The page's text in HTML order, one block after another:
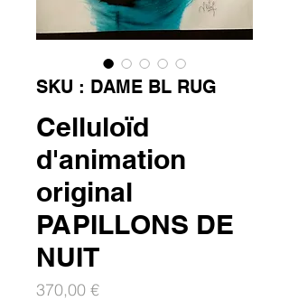
SKU : DAME BL RUG
Celluloïd
d'animation
original
PAPILLONS DE
NUIT
370,00 €Prix